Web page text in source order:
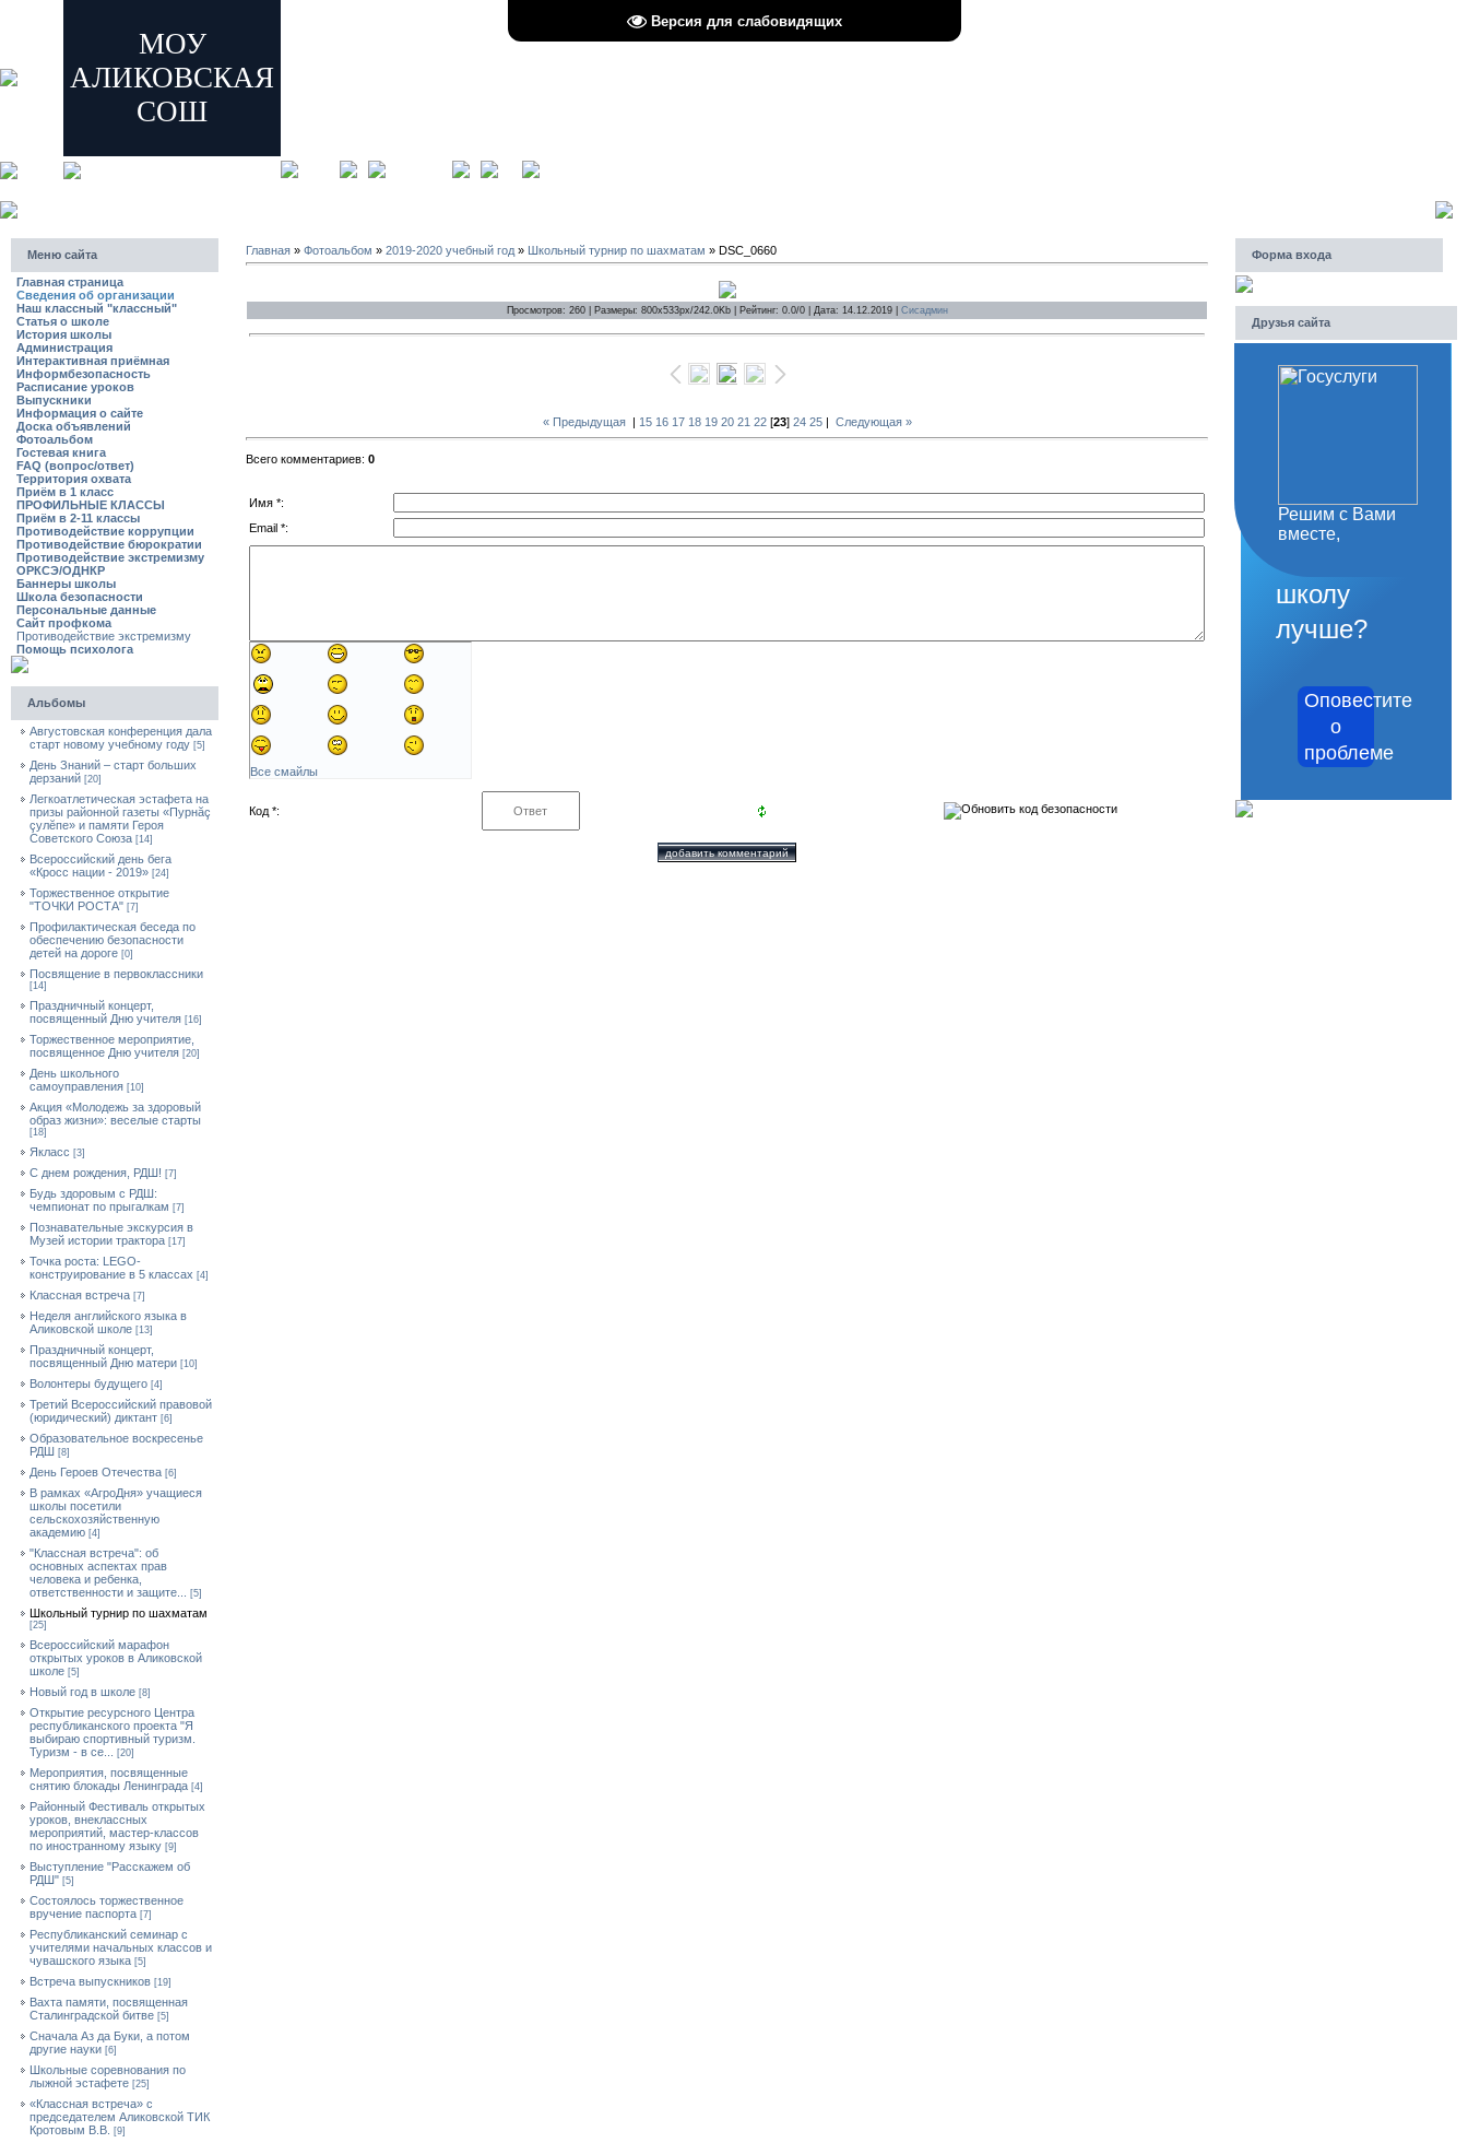
Версия для слабовидящих
МОУ
АЛИКОВСКАЯ
СОШ
Меню сайта
Главная страница
Сведения об организации
Наш классный "классный"
Статья о школе
История школы
Администрация
Интерактивная приёмная
Информбезопасность
Расписание уроков
Выпускники
Информация о сайте
Доска объявлений
Фотоальбом
Гостевая книга
FAQ (вопрос/ответ)
Территория охвата
Приём в 1 класс
ПРОФИЛЬНЫЕ КЛАССЫ
Приём в 2-11 классы
Противодействие коррупции
Противодействие бюрократии
Противодействие экстремизму
ОРКСЭ/ОДНКР
Баннеры школы
Школа безопасности
Персональные данные
Сайт профкома
Противодействие экстремизму
Помощь психолога
Альбомы
Августовская конференция дала
старт новому учебному году [5]
День Знаний – старт больших
дерзаний [20]
Легкоатлетическая эстафета на
призы районной газеты «Пурнăç
çулĕпе» и памяти Героя
Советского Союза [14]
Всероссийский день бега
«Кросс нации - 2019» [24]
Торжественное открытие
"ТОЧКИ РОСТА" [7]
Профилактическая беседа по
обеспечению безопасности
детей на дороге [0]
Посвящение в первоклассники
[14]
Праздничный концерт,
посвященный Дню учителя [16]
Торжественное мероприятие,
посвященное Дню учителя [20]
День школьного
самоуправления [10]
Акция «Молодежь за здоровый
образ жизни»: веселые старты
[18]
Якласс [3]
С днем рождения, РДШ! [7]
Будь здоровым с РДШ:
чемпионат по прыгалкам [7]
Познавательные экскурсия в
Музей истории трактора [17]
Точка роста: LEGO-
конструирование в 5 классах [4]
Классная встреча [7]
Неделя английского языка в
Аликовской школе [13]
Праздничный концерт,
посвященный Дню матери [10]
Волонтеры будущего [4]
Третий Всероссийский правовой
(юридический) диктант [6]
Образовательное воскресенье
РДШ [8]
День Героев Отечества [6]
В рамках «АгроДня» учащиеся
школы посетили
сельскохозяйственную
академию [4]
"Классная встреча": об
основных аспектах прав
человека и ребенка,
ответственности и защите...
[5]
Школьный турнир по шахматам
[25]
Всероссийский марафон
открытых уроков в Аликовской
школе [5]
Новый год в школе [8]
Открытие ресурсного Центра
республиканского проекта "Я
выбираю спортивный туризм.
Туризм - в се...
[20]
Мероприятия, посвященные
снятию блокады Ленинграда [4]
Районный Фестиваль открытых
уроков, внеклассных
мероприятий, мастер-классов
по иностранному языку [9]
Выступление "Расскажем об
РДШ" [5]
Состоялось торжественное
вручение паспорта [7]
Республиканский семинар с
учителями начальных классов и
чувашского языка [5]
Встреча выпускников [19]
Вахта памяти, посвященная
Сталинградской битве [5]
Сначала Аз да Буки, а потом
другие науки [6]
Школьные соревнования по
лыжной эстафете [25]
«Классная встреча» с
председателем Аликовской ТИК
Кротовым В.В.
[9]
Главная » Фотоальбом » 2019-2020 учебный год » Школьный турнир по шахматам » DSC_0660
Просмотров: 260 | Размеры: 800x533px/242.0Kb | Рейтинг: 0.0/0 | Дата: 14.12.2019 | Сисадмин
« Предыдущая| 15 16 17 18 19 20 21 22[23] 24 25| Следующая »
Всего комментариев: 0
Имя *:
Email *:
Все смайлы
Код *:
Форма входа
Друзья сайта
Решим с Вами
вместе,
как
школу
лучше?
Оповестите
о
проблеме